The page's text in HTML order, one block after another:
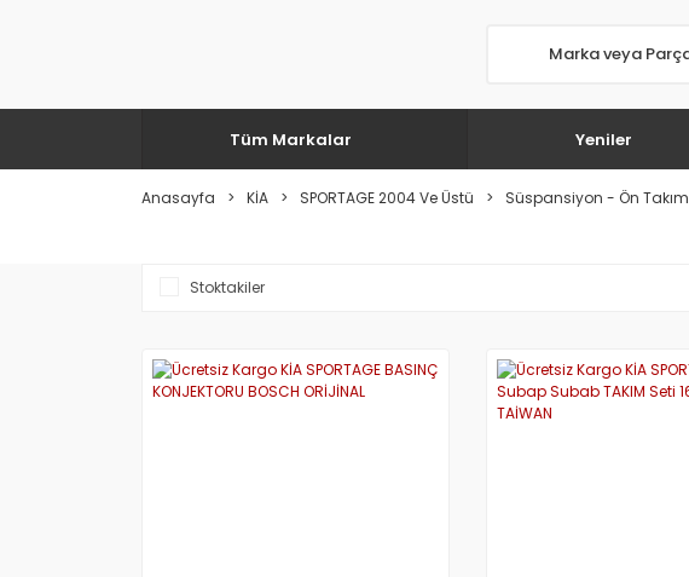
Tüm Markalar Yeniler
Anasayfa KİA SPORTAGE 2004 Ve Üstü Süspansiyon - Ön Takım
Stoktakiler